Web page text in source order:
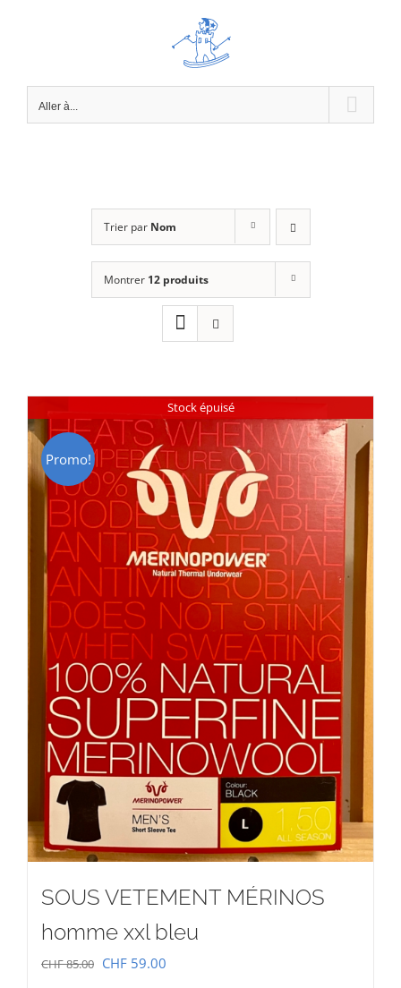
Aller à...
Trier par Nom
Montrer 12 produits
Stock épuisé
Promo!
SOUS VETEMENT MÉRINOS
homme xxl bleu
CHF85.00 Le
CHF 59.00